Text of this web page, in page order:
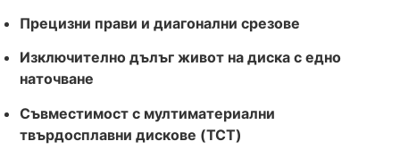
Прецизни прави и диагонални срезове
Изключително дълъг живот на диска с едно
наточване
Съвместимост с мултиматериални
твърдосплавни дискове (TCT)